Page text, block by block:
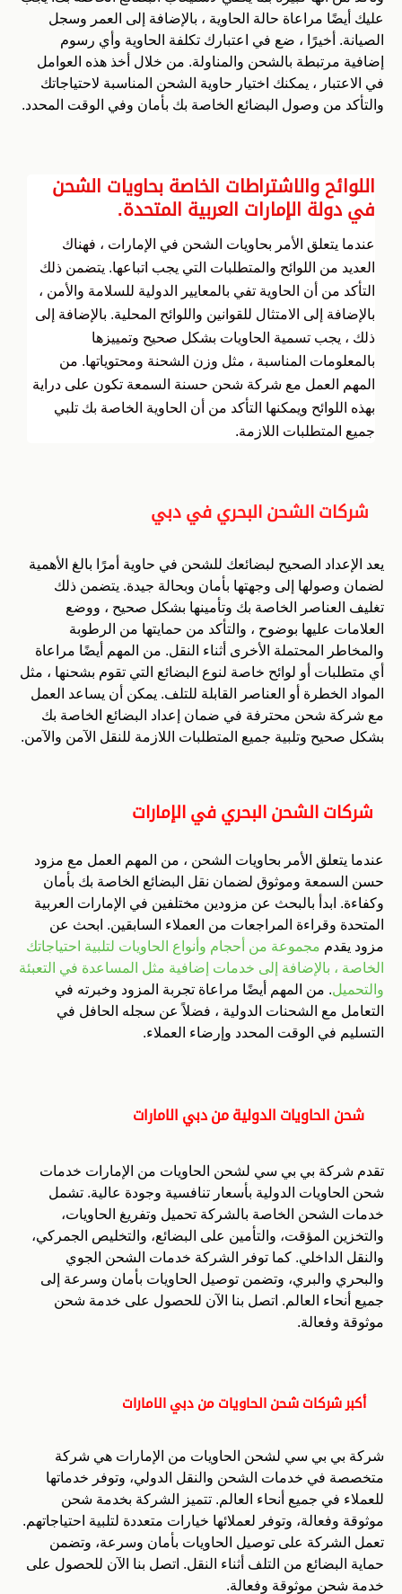
عليك أيضًا مراعاة حالة الحاوية ، بالإضافة إلى العمر وسجل
الصيانة. أخيرًا ، ضع في اعتبارك تكلفة الحاوية وأي رسوم
إضافية مرتبطة بالشحن والمناولة. من خلال أخذ هذه العوامل
في الاعتبار ، يمكنك اختيار حاوية الشحن المناسبة لاحتياجاتك
والتأكد من وصول البضائع الخاصة بك بأمان وفي الوقت المحدد.
اللوائح والاشتراطات الخاصة بحاويات الشحن
في دولة الإمارات العربية المتحدة.
عندما يتعلق الأمر بحاويات الشحن في الإمارات ، فهناك
العديد من اللوائح والمتطلبات التي يجب اتباعها. يتضمن ذلك
التأكد من أن الحاوية تفي بالمعايير الدولية للسلامة والأمن ،
بالإضافة إلى الامتثال للقوانين واللوائح المحلية. بالإضافة إلى
ذلك ، يجب تسمية الحاويات بشكل صحيح وتمييزها
بالمعلومات المناسبة ، مثل وزن الشحنة ومحتوياتها. من
المهم العمل مع شركة شحن حسنة السمعة تكون على دراية
بهذه اللوائح ويمكنها التأكد من أن الحاوية الخاصة بك تلبي
جميع المتطلبات اللازمة.
شركات الشحن البحري في دبي
يعد الإعداد الصحيح لبضائعك للشحن في حاوية أمرًا بالغ الأهمية
لضمان وصولها إلى وجهتها بأمان وبحالة جيدة. يتضمن ذلك
تغليف العناصر الخاصة بك وتأمينها بشكل صحيح ، ووضع
العلامات عليها بوضوح ، والتأكد من حمايتها من الرطوبة
والمخاطر المحتملة الأخرى أثناء النقل. من المهم أيضًا مراعاة
أي متطلبات أو لوائح خاصة لنوع البضائع التي تقوم بشحنها ، مثل
المواد الخطرة أو العناصر القابلة للتلف. يمكن أن يساعد العمل
مع شركة شحن محترفة في ضمان إعداد البضائع الخاصة بك
بشكل صحيح وتلبية جميع المتطلبات اللازمة للنقل الآمن والآمن.
شركات الشحن البحري في الإمارات
عندما يتعلق الأمر بحاويات الشحن ، من المهم العمل مع مزود
حسن السمعة وموثوق لضمان نقل البضائع الخاصة بك بأمان
وكفاءة. ابدأ بالبحث عن مزودين مختلفين في الإمارات العربية
المتحدة وقراءة المراجعات من العملاء السابقين. ابحث عن
مزود يقدم مجموعة من أحجام وأنواع الحاويات لتلبية احتياجاتك
الخاصة ، بالإضافة إلى خدمات إضافية مثل المساعدة في التعبئة
والتحميل. من المهم أيضًا مراعاة تجربة المزود وخبرته في
التعامل مع الشحنات الدولية ، فضلاً عن سجله الحافل في
التسليم في الوقت المحدد وإرضاء العملاء.
شحن الحاويات الدولية من دبي الامارات
تقدم شركة بي بي سي لشحن الحاويات من الإمارات خدمات
شحن الحاويات الدولية بأسعار تنافسية وجودة عالية. تشمل
خدمات الشحن الخاصة بالشركة تحميل وتفريغ الحاويات،
والتخزين المؤقت، والتأمين على البضائع، والتخليص الجمركي،
والنقل الداخلي. كما توفر الشركة خدمات الشحن الجوي
والبحري والبري، وتضمن توصيل الحاويات بأمان وسرعة إلى
جميع أنحاء العالم. اتصل بنا الآن للحصول على خدمة شحن
موثوقة وفعالة.
أكبر شركات شحن الحاويات من دبي الامارات
شركة بي بي سي لشحن الحاويات من الإمارات هي شركة
متخصصة في خدمات الشحن والنقل الدولي، وتوفر خدماتها
للعملاء في جميع أنحاء العالم. تتميز الشركة بخدمة شحن
موثوقة وفعالة، وتوفر لعملائها خيارات متعددة لتلبية احتياجاتهم.
تعمل الشركة على توصيل الحاويات بأمان وسرعة، وتضمن
حماية البضائع من التلف أثناء النقل. اتصل بنا الآن للحصول على
خدمة شحن موثوقة وفعالة.